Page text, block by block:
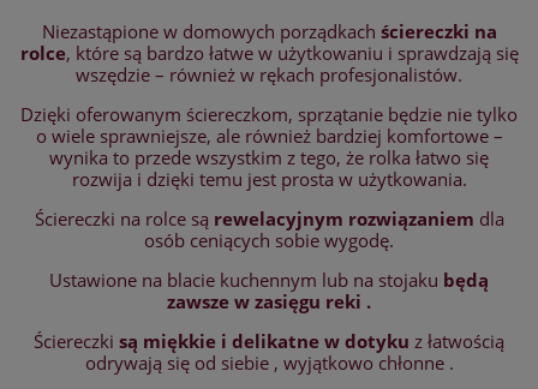
Niezastąpione w domowych porządkach ściereczki na
rolce, które są bardzo łatwe w użytkowaniu i sprawdzają się
wszędzie – również w rękach profesjonalistów.
Dzięki oferowanym ściereczkom, sprzątanie będzie nie tylko
o wiele sprawniejsze, ale również bardziej komfortowe –
wynika to przede wszystkim z tego, że rolka łatwo się
rozwija i dzięki temu jest prosta w użytkowania.
Ściereczki na rolce są rewelacyjnym rozwiązaniem dla
osób ceniących sobie wygodę.
Ustawione na blacie kuchennym lub na stojaku będą
zawsze w zasięgu reki .
Ściereczki są miękkie i delikatne w dotyku z łatwością
odrywają się od siebie , wyjątkowo chłonne .